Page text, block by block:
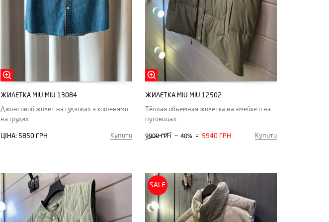
ЖИЛЕТКА MIU MIU 13084
Джинсовий жилет на гудзиках з кишенями
на грудях
ЦІНА: 5850 ГРН Купити
ЖИЛЕТКА MIU MIU 12502
Тёплая объемная жилетка на змейке и на
пуговицах
9900 ГРН — 40% = 5940 ГРН Купити
SALE